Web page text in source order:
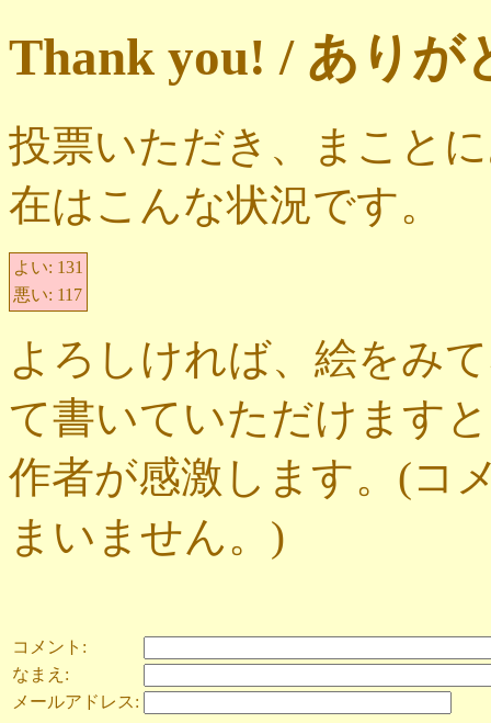
Thank you! / ありが
投票いただき、まこと
在はこんな状況です。
よい: 131
悪い: 117
よろしければ、絵をみ
て書いていただけます
作者が感激します。(コ
まいません。)
コメント:
なまえ:
メールアドレス: